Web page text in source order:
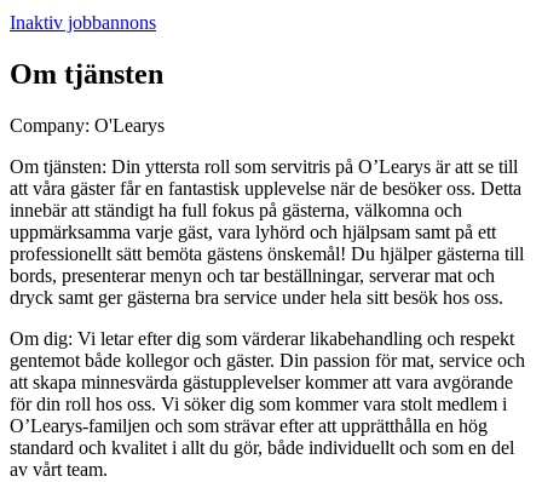
Inaktiv jobbannons
Om tjänsten
Company: O'Learys
Om tjänsten: Din yttersta roll som servitris på O’Learys är att se till
att våra gäster får en fantastisk upplevelse när de besöker oss. Detta
innebär att ständigt ha full fokus på gästerna, välkomna och
uppmärksamma varje gäst, vara lyhörd och hjälpsam samt på ett
professionellt sätt bemöta gästens önskemål! Du hjälper gästerna till
bords, presenterar menyn och tar beställningar, serverar mat och
dryck samt ger gästerna bra service under hela sitt besök hos oss.
Om dig: Vi letar efter dig som värderar likabehandling och respekt
gentemot både kollegor och gäster. Din passion för mat, service och
att skapa minnesvärda gästupplevelser kommer att vara avgörande
för din roll hos oss. Vi söker dig som kommer vara stolt medlem i
O’Learys-familjen och som strävar efter att upprätthålla en hög
standard och kvalitet i allt du gör, både individuellt och som en del
av vårt team.